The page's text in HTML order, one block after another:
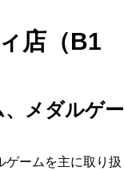
店（B1
メダルゲー
ゲームを主に取り扱